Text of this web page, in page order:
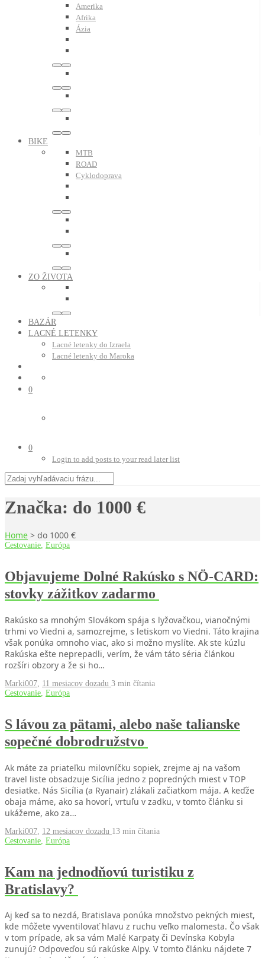
Amerika
Afrika
Ázia
BIKE
MTB
ROAD
Cyklodoprava
ZO ŽIVOTA
BAZÁR
LACNÉ LETENKY
Lacné letenky do Izraela
Lacné letenky do Maroka
0
0
Login to add posts to your read later list
Značka: do 1000 €
Home > do 1000 €
Cestovanie Európa
Objavujeme Dolné Rakúsko s NÖ-CARD:
stovky zážitkov zadarmo
Rakúsko sa mnohým Slovákom spája s lyžovačkou, vianočnými
trhmi vo Viedni a, samozrejme, s letiskom vo Viedni. Táto krajina
však ponúka omnoho viac, ako si možno myslíte. Ak ste kúzlu
Rakúska ešte neprepadli, verím, že vám táto séria článkou
rozšíri obzory a že si ho…
Marki007 11 mesiacov dozadu 3 min čítania
Cestovanie Európa
S lávou za pätami, alebo naše talianske
sopečné dobrodružstvo
Ak máte za priateľku milovníčku sopiek, zrejme aj na vašom
travel liste obsadzuje Sicília jedno z popredných miest v TOP
desiatke. Nás Sicília (a Ryanair) zlákali začiatkom mája. A keďže
obaja máme, ako sa hovorí, vrtuľu v zadku, v tomto článku si
ukážeme, ako za…
Marki007 12 mesiacov dozadu 13 min čítania
Cestovanie Európa
Kam na jednodňovú turistiku z
Bratislavy?
Aj keď sa to nezdá, Bratislava ponúka množstvo pekných miest,
kde môžete vyventilovať hlavu z ruchu veľko malomesta. Čo však
v tom prípade, ak sa vám Malé Karpaty či Devínska Kobyla
zunujú? Odpoveďou sú rakúske Alpy. V tomto článku nájdete 7